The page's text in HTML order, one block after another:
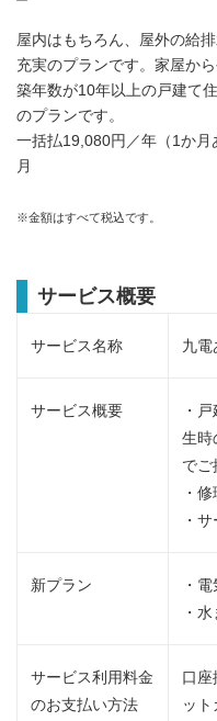
屋内はもちろん、屋外の給
充実のプランです。家屋か
築年数が10年以上の戸建て
のプランです。
一括払19,080円／年（1か
月
※金額はすべて税込です。
サービス概要
サービス名称 九電
サービス概要
・
生時
でご
・
・
新プラン
・
・
サービス利用料金
のお支払い方法
口座
ッ